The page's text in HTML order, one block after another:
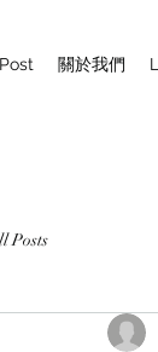
Post 關於我們
Posts